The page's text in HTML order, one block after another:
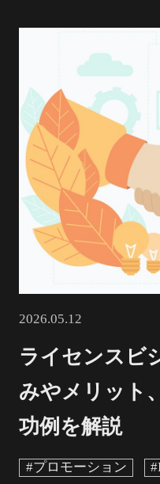
2026.05.12
ライセンスビ
みやメリット
功例を解説
#プロモーション